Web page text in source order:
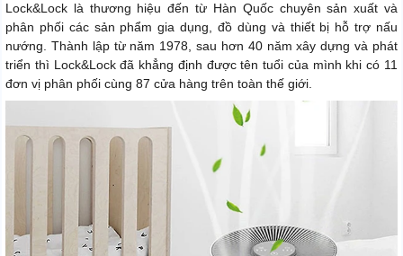
Lock&Lock là thương hiệu đến từ Hàn Quốc chuyên sản xuất và
phân phối các sản phẩm gia dụng, đồ dùng và thiết bị hỗ trợ nấu
nướng. Thành lập từ năm 1978, sau hơn 40 năm xây dựng và phát
triển thì Lock&Lock đã khẳng định được tên tuổi của mình khi có 11
đơn vị phân phối cùng 87 cửa hàng trên toàn thế giới.